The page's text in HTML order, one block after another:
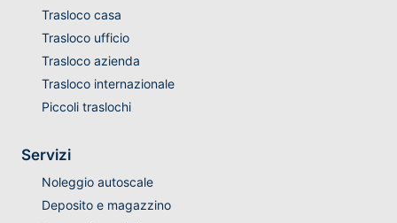
Trasloco casa
Trasloco ufficio
Trasloco azienda
Trasloco internazionale
Piccoli traslochi
Servizi
Noleggio autoscale
Deposito e magazzino